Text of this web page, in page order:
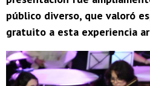
público diverso, que valoró
gratuito a esta experiencia